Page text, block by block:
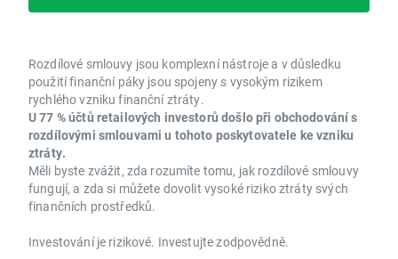
Rozdílové smlouvy jsou komplexní nástroje a v důsledku
použití finanční páky jsou spojeny s vysokým rizikem
rychlého vzniku finanční ztráty.
U 77 % účtů retailových investorů došlo při obchodování s
rozdílovými smlouvami u tohoto poskytovatele ke vzniku
ztráty.
Měli byste zvážit, zda rozumíte tomu, jak rozdílové smlouvy
fungují, a zda si můžete dovolit vysoké riziko ztráty svých
finančních prostředků.
Investování je rizikové. Investujte zodpovědně.